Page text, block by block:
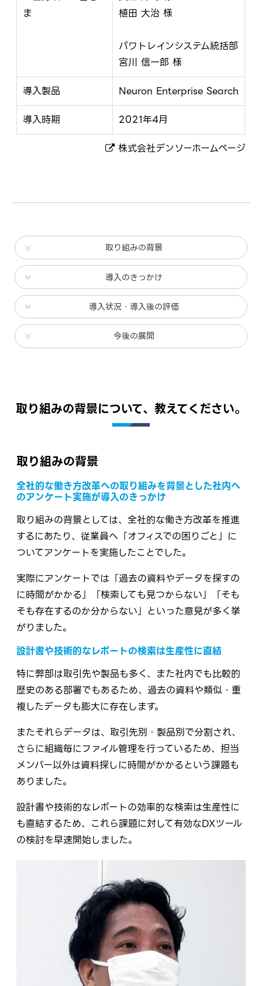
ま
植田 大治 様
パワトレインシステム統括部
宮川 信一郎 様
導入製品
Neuron Enterprise Search
導入時期
2021年4月
株式会社デンソーホームページ
取り組みの背景
導入のきっかけ
導入状況・導入後の評価
今後の展開
取り組みの背景について、教えてください。
取り組みの背景
全社的な働き方改革への取り組みを背景とした社内へ
のアンケート実施が導入のきっかけ
取り組みの背景としては、全社的な働き方改革を推進
するにあたり、従業員へ「オフィスでの困りごと」に
ついてアンケートを実施したことでした。
実際にアンケートでは「過去の資料やデータを探すの
に時間がかかる」「検索しても見つからない」「そも
そも存在するのか分からない」といった意見が多く挙
がりました。
設計書や技術的なレポートの検索は生産性に直結
特に弊部は取引先や製品も多く、また社内でも比較的
歴史のある部署でもあるため、過去の資料や類似・重
複したデータも膨大に存在します。
またそれらデータは、取引先別・製品別で分割され、
さらに組織毎にファイル管理を行っているため、担当
メンバー以外は資料探しに時間がかかるという課題も
ありました。
設計書や技術的なレポートの効率的な検索は生産性に
も直結するため、これら課題に対して有効なDXツール
の検討を早速開始しました。